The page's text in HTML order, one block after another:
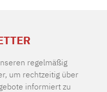
regelmäßig
um rechtzeitig über
informiert zu